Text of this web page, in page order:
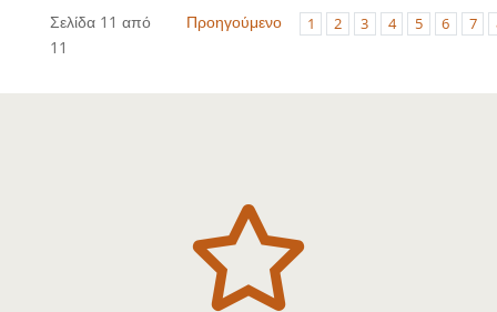
Σελίδα 11 από
11
Προηγούμενο 1 2 3 4 5 6 7
